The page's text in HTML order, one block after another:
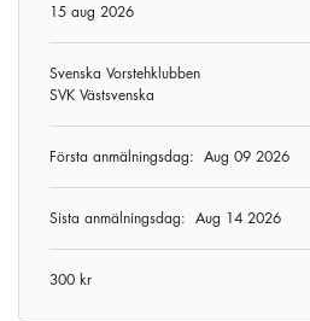
15 aug 2026
Svenska Vorstehklubben
SVK Västsvenska
Första anmälningsdag: Aug 09 2026
Sista anmälningsdag: Aug 14 2026
300 kr